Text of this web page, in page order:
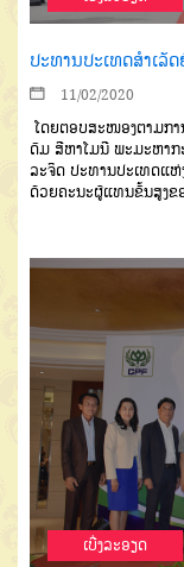
ປະທານປະເທດສໍາເລັ
11/02/2020
ໂດຍຕອບສະໜອງຕາມກາ
ດົມ ສີຫາໂມນີ ພະມະຫາກ
ລະຈິດ ປະທານປະເທດແຫ່
ດ້ວຍຄະນະຜູ້ແທນຂັ້ນສູງຂ
ເບີ່ງລະອຽດ